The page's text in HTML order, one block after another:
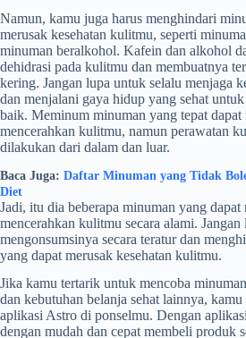
Namun, kamu juga harus menghindari
merusak kesehatan kulitmu, seperti
minuman beralkohol. Kafein dan alkohol
dehidrasi pada kulitmu dan membuatnya
kering. Jangan lupa untuk selalu menjaga
dan menjalani gaya hidup yang sehat
baik. Meminum minuman yang tepat dapat
mencerahkan kulitmu, namun perawatan
dilakukan dari dalam dan luar.
Baca Juga: Daftar Minuman yang Tidak
Diet
Jadi, itu dia beberapa minuman yang dapat
mencerahkan kulitmu secara alami.
mengonsumsinya secara teratur dan
yang dapat merusak kesehatan kulitmu.
Jika kamu tertarik untuk mencoba
dan kebutuhan belanja sehat lainnya,
aplikasi Astro di ponselmu. Dengan
dengan mudah dan cepat membeli produk